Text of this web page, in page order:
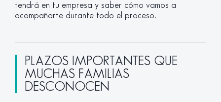
tendrá en tu empresa y saber cómo vamos a
acompañarte durante todo el proceso.
PLAZOS IMPORTANTES QUE
MUCHAS FAMILIAS
DESCONOCEN